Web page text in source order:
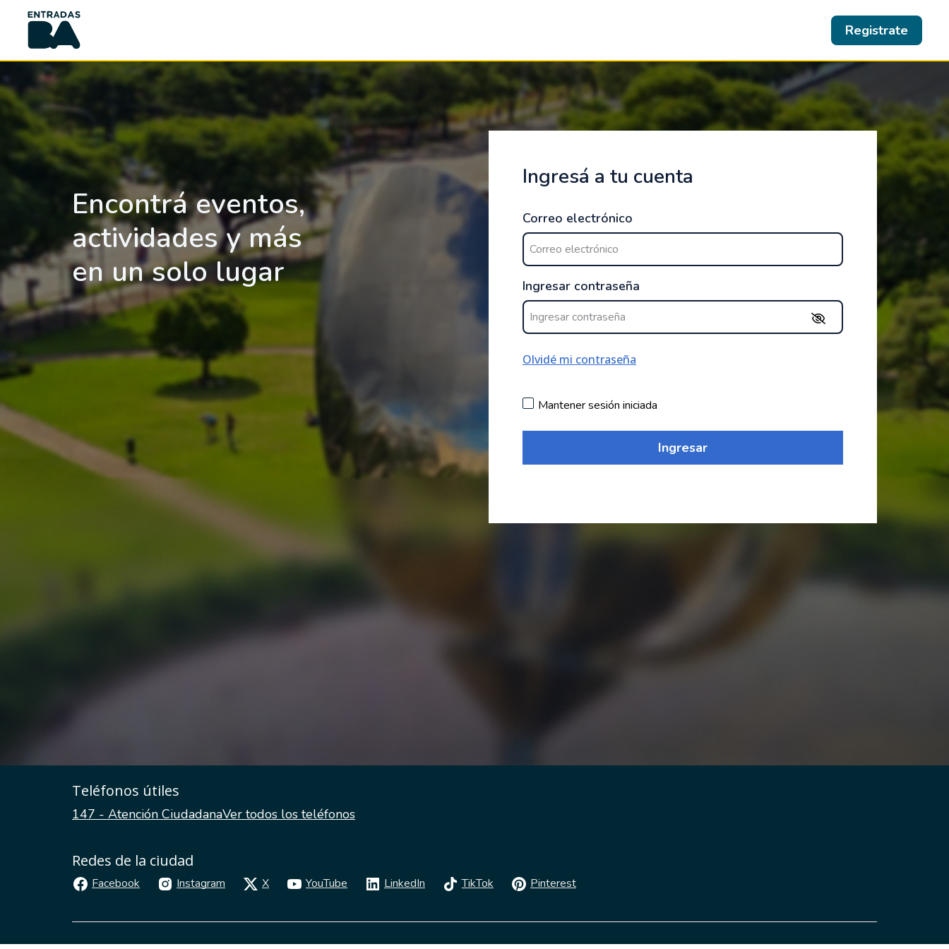
Registrate
Encontrá eventos,
actividades y más
en un solo lugar
Ingresá a tu cuenta
Correo electrónico
Ingresar contraseña
Olvidé mi contraseña
Mantener sesión iniciada
Ingresar
Teléfonos útiles
147 - Atención CiudadanaVer todos los teléfonos
Redes de la ciudad
Facebook Instagram X YouTube LinkedIn TikTok Pinterest